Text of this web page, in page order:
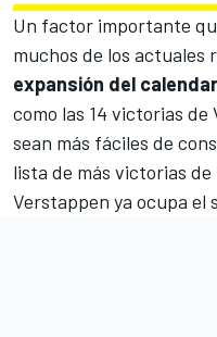
Un factor importante
muchos de los actuales
expansión del
como las 14 victorias de
sean más fáciles de
lista de más victorias
Verstappen ya ocupa el